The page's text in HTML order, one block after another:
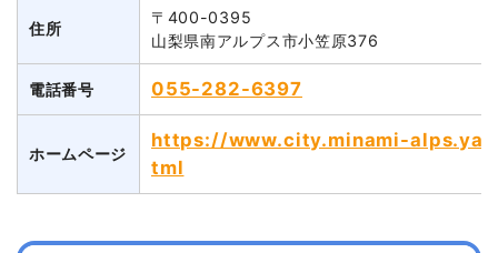
住所
〒400-0395
山梨県南アルプス市小笠原376
電話番号 055-282-6397
ホームページ
https://www.city.minami-
tml